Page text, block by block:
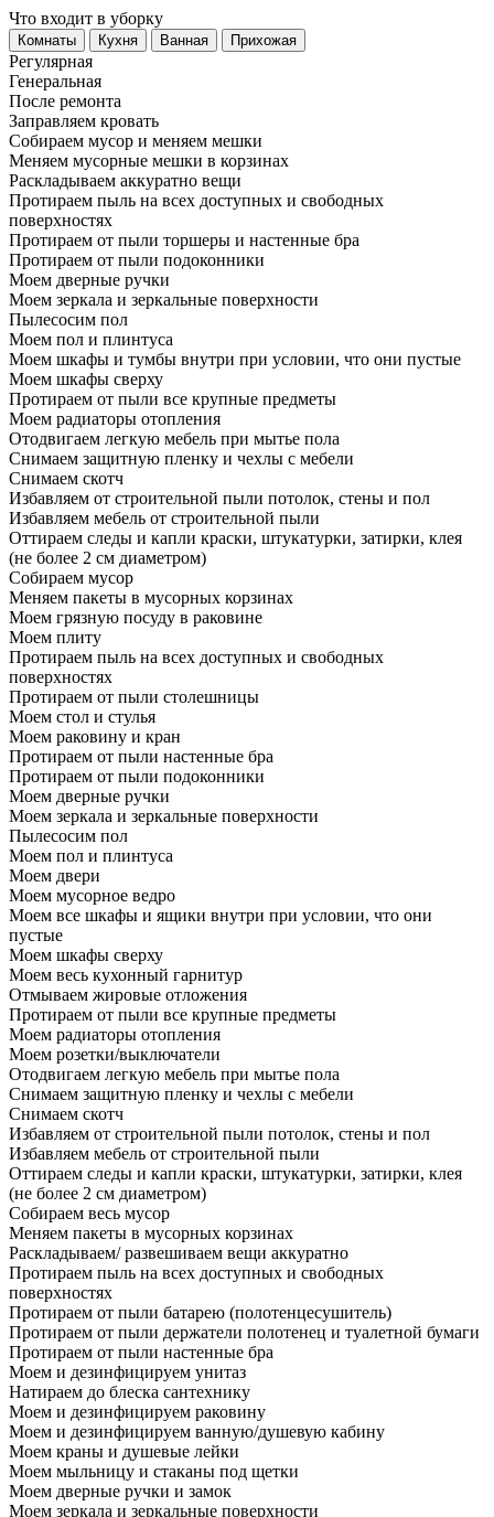
Что входит в уборку
Регу­лярная
Гене­ральная
После ремонта
Заправляем кровать
Собираем мусор и меняем мешки
Меняем мусорные мешки в корзинах
Раскладываем аккуратно вещи
Протираем пыль на всех доступных и свободных
поверхностях
Протираем от пыли торшеры и настенные бра
Протираем от пыли подоконники
Моем дверные ручки
Моем зеркала и зеркальные поверхности
Пылесосим пол
Моем пол и плинтуса
Моем шкафы и тумбы внутри при условии, что они пустые
Моем шкафы сверху
Протираем от пыли все крупные предметы
Моем радиаторы отопления
Отодвигаем легкую мебель при мытье пола
Снимаем защитную пленку и чехлы с мебели
Снимаем скотч
Избавляем от строительной пыли потолок, стены и пол
Избавляем мебель от строительной пыли
Оттираем следы и капли краски, штукатурки, затирки, клея
(не более 2 см диаметром)
Собираем мусор
Меняем пакеты в мусорных корзинах
Моем грязную посуду в раковине
Моем плиту
Протираем пыль на всех доступных и свободных
поверхностях
Протираем от пыли столешницы
Моем стол и стулья
Моем раковину и кран
Протираем от пыли настенные бра
Протираем от пыли подоконники
Моем дверные ручки
Моем зеркала и зеркальные поверхности
Пылесосим пол
Моем пол и плинтуса
Моем двери
Моем мусорное ведро
Моем все шкафы и ящики внутри при условии, что они
пустые
Моем шкафы сверху
Моем весь кухонный гарнитур
Отмываем жировые отложения
Протираем от пыли все крупные предметы
Моем радиаторы отопления
Моем розетки/выключатели
Отодвигаем легкую мебель при мытье пола
Снимаем защитную пленку и чехлы с мебели
Снимаем скотч
Избавляем от строительной пыли потолок, стены и пол
Избавляем мебель от строительной пыли
Оттираем следы и капли краски, штукатурки, затирки, клея
(не более 2 см диаметром)
Собираем весь мусор
Меняем пакеты в мусорных корзинах
Раскладываем/ развешиваем вещи аккуратно
Протираем пыль на всех доступных и свободных
поверхностях
Протираем от пыли батарею (полотенцесушитель)
Протираем от пыли держатели полотенец и туалетной бумаги
Протираем от пыли настенные бра
Моем и дезинфицируем унитаз
Натираем до блеска сантехнику
Моем и дезинфицируем раковину
Моем и дезинфицируем ванную/душевую кабину
Моем краны и душевые лейки
Моем мыльницу и стаканы под щетки
Моем дверные ручки и замок
Моем зеркала и зеркальные поверхности